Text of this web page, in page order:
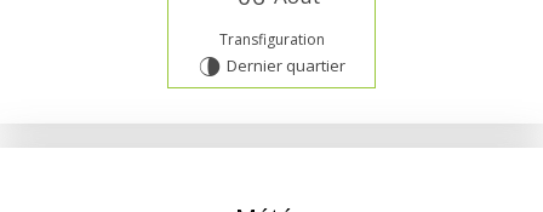
Transfiguration
U Dernier quartier